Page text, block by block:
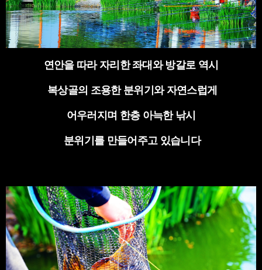
연안을 따라 자리한 좌대와 방갈로 역시
복상골의 조용한 분위기와 자연스럽게
어우러지며 한층 아늑한 낚시
분위기를 만들어주고 있습니다